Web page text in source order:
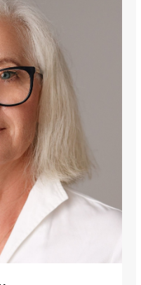
dostępem -
osoby ceniącej wygodę
- takie mieszkania szybko